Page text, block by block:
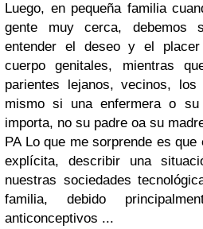
Luego, en pequeña familia
gente muy cerca, debemos
entender el deseo y el
cuerpo genitales, mientras
parientes lejanos, vecinos,
mismo si una enfermera o
importa, no su padre oa su
PA Lo que me sorprende es
explícita, describir una
nuestras sociedades
familia, debido
anticonceptivos ...